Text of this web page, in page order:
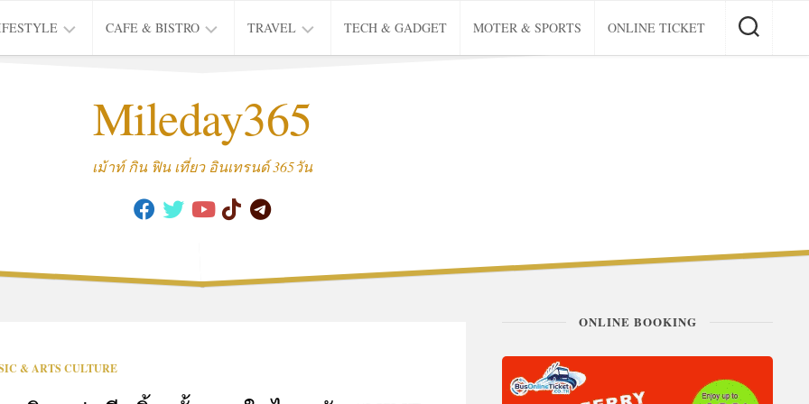
SERIES
CAFE & BISTRO
CAFE
TRAVEL
THAI
TRIP
TECH & GADGET MOTER & SPORTS ONLINE TICKET
Mileday365
เม้าท์ กิน ฟิน เที่ยว อินเทรนด์ 365วัน
& ARTS CULTURE
ONLINE BOOKING